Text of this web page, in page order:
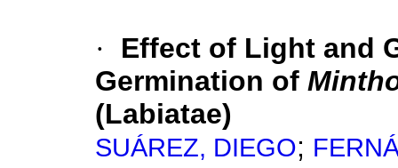
·
Effect of Light and
Germination of
(Labiatae)
SUÁREZ, DIEGO;